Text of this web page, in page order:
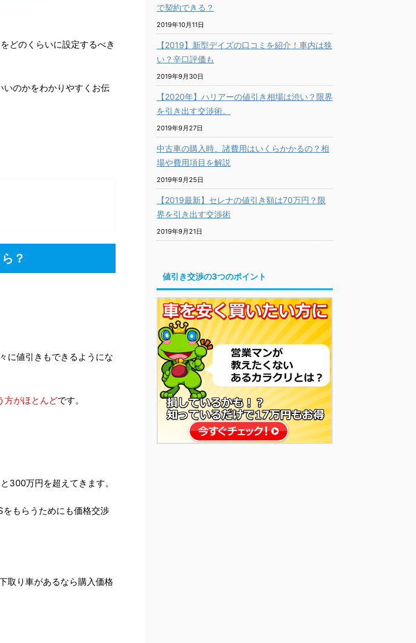
どのくらいに設定するべき
いのかをわかりやすくお伝
？
に値引きもできるようにな
方がほとんどです。
300万円を超えてきます。
もらうためにも価格交渉
取り車があるなら購入価格
で契約できる？
2019年10月11日
【2019】新型デイズの口コミを紹介！車内は狭
い？辛口評価も
2019年9月30日
【2020年】ハリアーの値引き相場は渋い？限界
を引き出す交渉術。
2019年9月27日
中古車の購入時、諸費用はいくらかかるの？相
場や費用項目を解説
2019年9月25日
【2019最新】セレナの値引き額は70万円？限
界を引き出す交渉術
2019年9月21日
値引き交渉の3つのポイント